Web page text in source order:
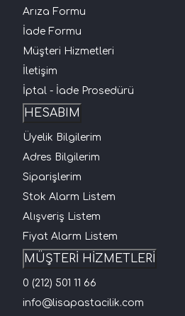
Arıza Formu
İade Formu
Müşteri Hizmetleri
İletişim
İptal - İade Prosedürü
HESABIM
Üyelik Bilgilerim
Adres Bilgilerim
Siparişlerim
Stok Alarm Listem
Alışveriş Listem
Fiyat Alarm Listem
MÜŞTERİ HİZMETLERİ
0 (212) 501 11 66
info@lisapastacilik.com